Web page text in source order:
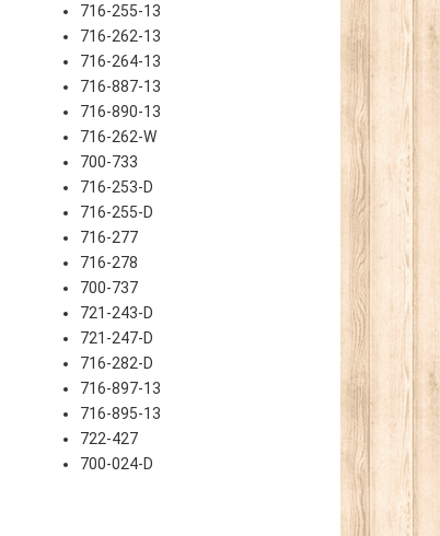
716-255-13
716-262-13
716-264-13
716-887-13
716-890-13
716-262-W
700-733
716-253-D
716-255-D
716-277
716-278
700-737
721-243-D
721-247-D
716-282-D
716-897-13
716-895-13
722-427
700-024-D